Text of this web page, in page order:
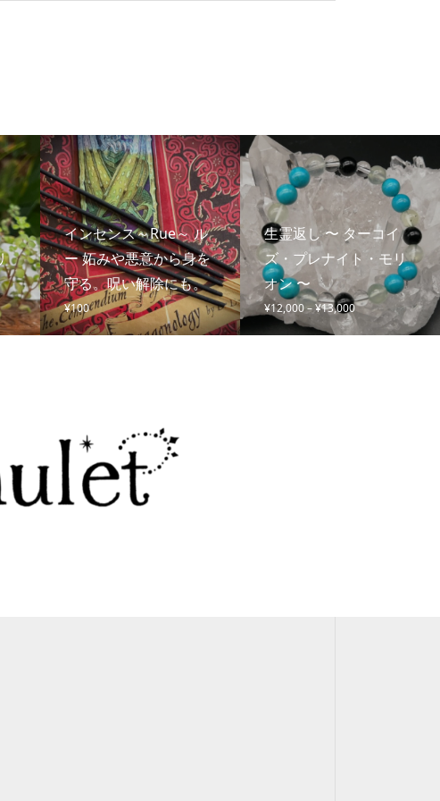
インセンス～Rue～ ル
ー 妬みや悪意から身を
守る。呪い解除にも。
¥100
生霊返し 〜 ターコイ
ズ・プレナイト・モリ
オン 〜
¥12,000–¥13,000価